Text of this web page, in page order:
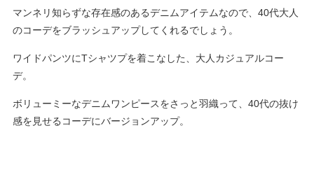
マンネリ知らずな存在感のあるデニムアイテムなので、40代大人
のコーデをブラッシュアップしてくれるでしょう。
ワイドパンツにTシャツプを着こなした、大人カジュアルコー
デ。
ボリューミーなデニムワンピースをさっと羽織って、40代の抜け
感を見せるコーデにバージョンアップ。